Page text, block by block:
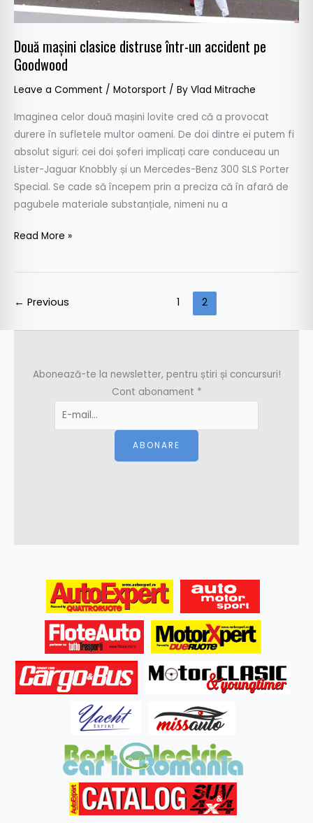
Două mașini clasice distruse într-un accident pe
Goodwood
Leave a Comment / Motorsport / By Vlad Mitrache
Imaginea celor două mașini lovite cred că a provocat
durere în sufletele multor oameni. De doi dintre ei putem fi
absolut siguri: cei doi șoferi implicați care conduceau un
Lister-Jaguar Knobbly și un Mercedes-Benz 300 SLS Porter
Special. Se cade să începem prin a preciza că în afară de
pagubele materiale substanțiale, nimeni nu a
Goodwood
Read More »
← Previous 1 2
Abonează-te la newsletter, pentru știri și concursuri!
Cont abonament *
ABONARE